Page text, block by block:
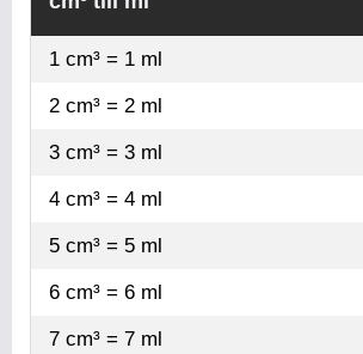
1 cm³ = 1 ml
2 cm³ = 2 ml
3 cm³ = 3 ml
4 cm³ = 4 ml
5 cm³ = 5 ml
6 cm³ = 6 ml
7 cm³ = 7 ml